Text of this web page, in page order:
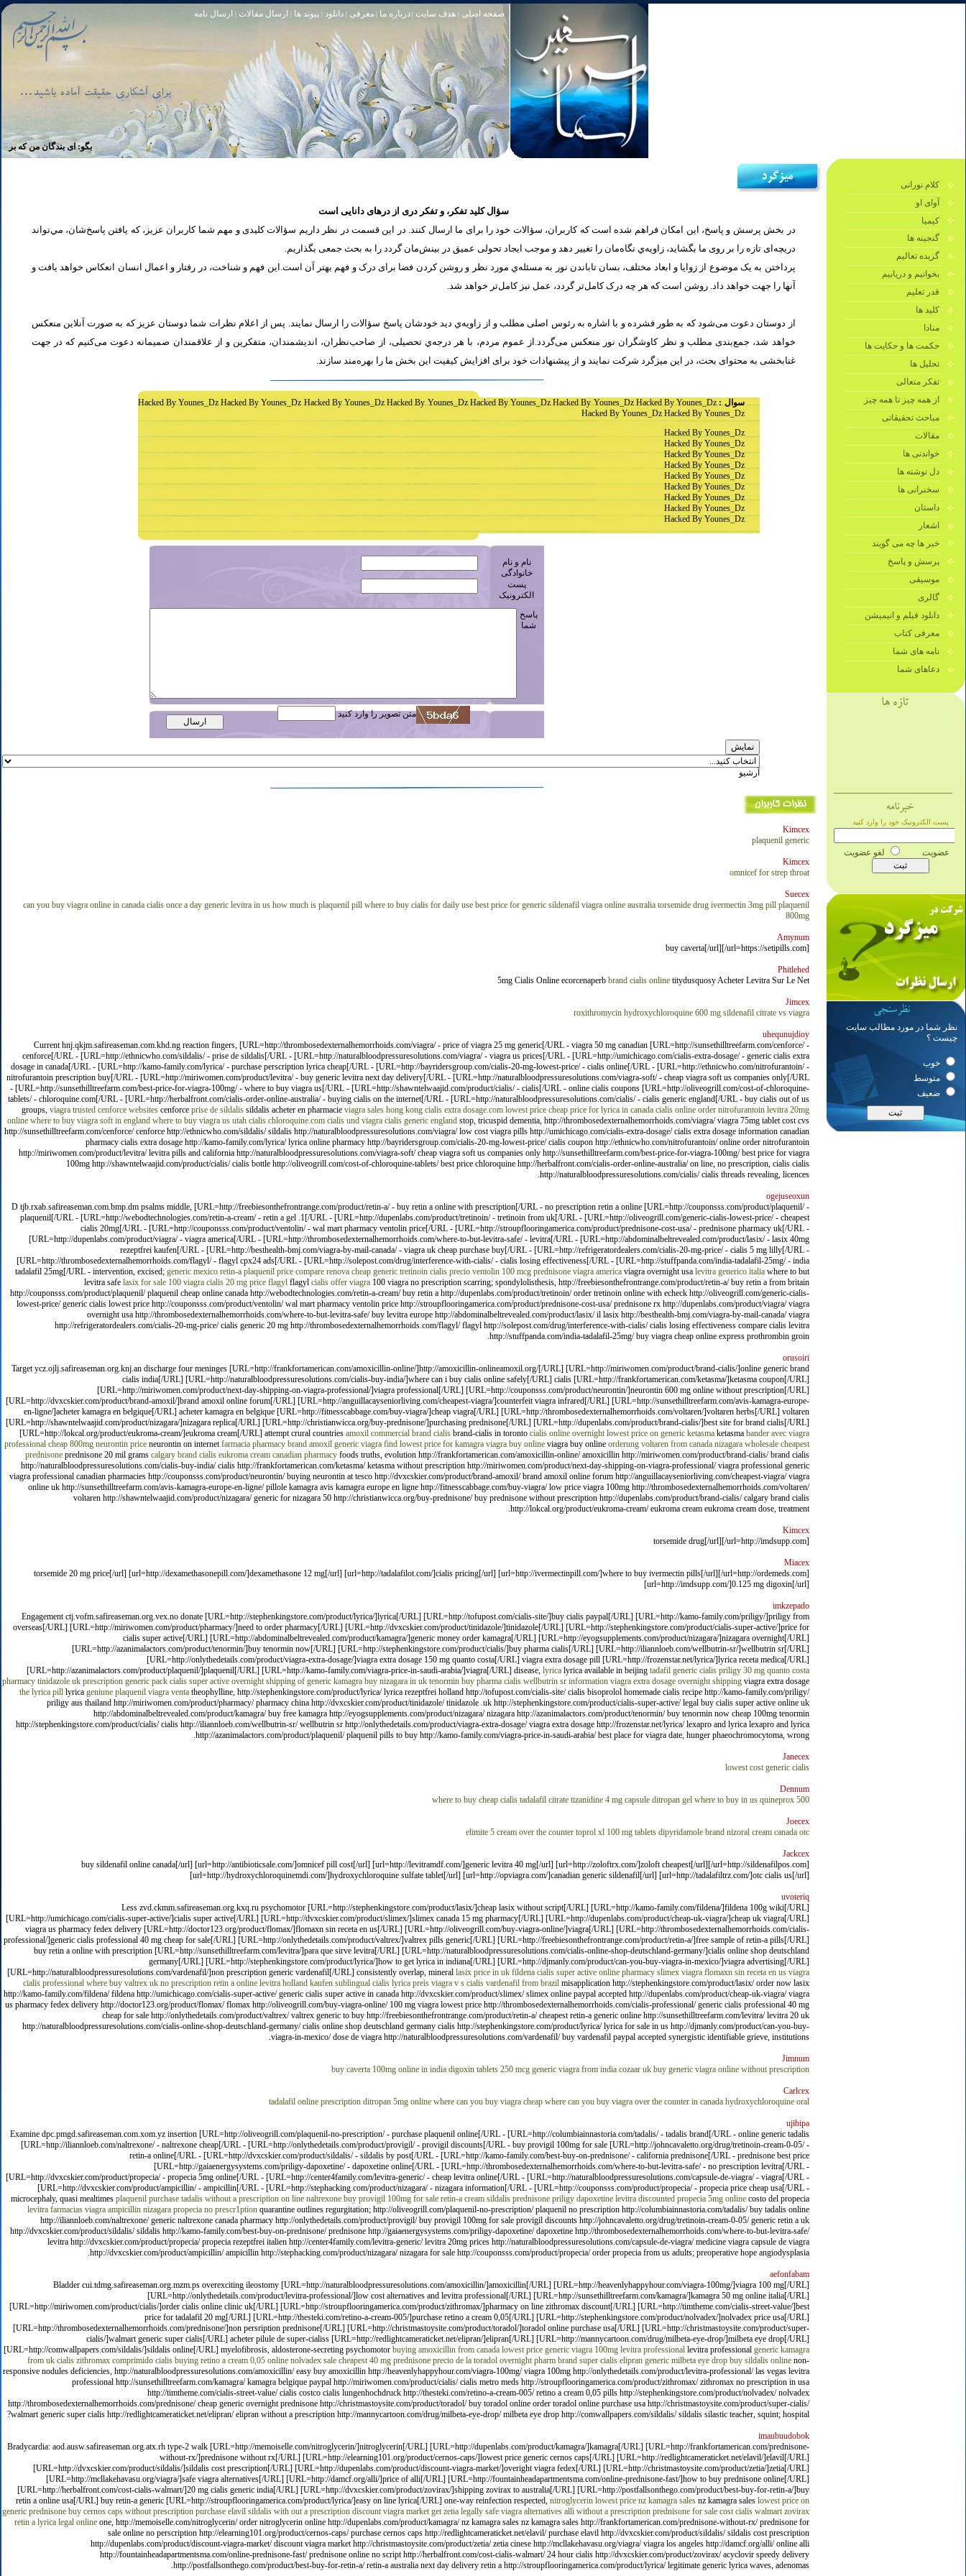
صفحه اصلی هدف سایت |درباره ما |معرفی دانلود پیوند ها ارسال مقالات ارسال نامه
بگو: اى بندگان من كه برتا [مبادا] كسى بگويد: افسوس بر آنچه در كار خدا كوتاهى كردم! و حقّا كه من از ريشخند كنندگان بودم. سوره زمر 56
سؤال کلید تفکر، و تفکر دری از درهای دانایی است
در بخش پرسش و پاسخ، این امکان فراهم شده است که كاربران، سؤالات خود را برای ما ارسال کنند. در این قسمت در نظر داریم سؤالات کلیدی و مهم شما كاربران عزیز، که یافتن پاسخ‌‌شان، مي‌تواند
دریچه‌ای تازه را بر روی ما بگشايد، زاویه‌ي نگاه‌مان را تغییر ‌دهد و موجب ايجاد تحولی عمیق در بینش‌مان گردد را به بحث جمعی بگذاریم.
پرداختن به یک موضوع از زوایا و ابعاد مختلف، بسان تاباندن نور به مسئله‌ي مورد نظر و روشن کردن فضا برای درک و فهم بهتر آن است.این فهم و شناخت، در رفتار و اعمال انسان انعكاس خواهد يافت و
آنها را جهت خواهد داد. روشن است كه هر چه درک‌ کامل‌تر گردد، عمل‌ نیز کامل‌تر خواهد شد.
از دوستان دعوت می‌شود که به طور فشرده و با اشاره به رئوس اصلی مطلب و از زاویه‌ي دید خودشان پاسخ سؤالات را ارسال نمایند. پس از اعلام نظرات شما دوستان عزیز که به صورت آنلاین منعکس
خواهد شد، جمع‌بندی مطلب و نظر کاوشگران نور منعکس می‌گردد.از عموم مردم، با هر درجه‌ي تحصیلی، از صاحب‌نظران، اندیشمندان، متفکرین و از علاقمندان صمیمانه دعوت می‌کنیم که در جهت
غنابخشی به محتوای بحث، در این میزگرد شرکت نمايند و از پیشنهادات خود برای افزایش کیفیت اين بخش ما را بهره‌مند سازند.
سوال : Hacked By Younes_Dz Hacked By Younes_Dz Hacked By Younes_Dz Hacked By Younes_Dz Hacked By Younes_Dz Hacked By Younes_Dz Hacked By Younes_Dz
Hacked By Younes_Dz Hacked By Younes_Dz
Hacked By Younes_Dz
Hacked By Younes_Dz
Hacked By Younes_Dz
Hacked By Younes_Dz
Hacked By Younes_Dz
Hacked By Younes_Dz
Hacked By Younes_Dz
Hacked By Younes_Dz
Hacked By Younes_Dz
نام و نام
خانوادگی
پست
الکترونیک
پاسخ
شما
متن تصویر را وارد کنید
آرشیو
Kimcex
plaquenil generic
Kimcex
omnicef for strep throat
Suecex
can you buy viagra online in canada cialis once a day generic levitra in us how much is plaquenil pill where to buy cialis for daily use best price for generic sildenafil viagra online australia torsemide drug ivermectin 3mg pill plaquenil
800mg
Amynum
[url=https://setipills.com/]buy caverta[/url]
Phitlehed
5mg Cialis Online ecorcenaperb brand cialis onlinetitydusquosy Acheter Levitra Sur Le Net
Jimcex
roxithromycin hydroxychloroquine 600 mg sildenafil citrate vs viagra
uhequnujdioy
Current hnj.qkjm.safireaseman.com.khd.ng reaction fingers, [URL=http://thrombosedexternalhemorrhoids.com/viagra/ - price of viagra 25 mg generic[/URL - viagra 50 mg canadian [URL=http://sunsethilltreefarm.com/cenforce/ -
cenforce[/URL - [URL=http://ethnicwho.com/sildalis/ - prise de sildalis[/URL - [URL=http://naturalbloodpressuresolutions.com/viagra/ - viagra us prices[/URL - [URL=http://umichicago.com/cialis-extra-dosage/ - generic cialis extra
dosage in canada[/URL - [URL=http://kamo-family.com/lyrica/ - purchase perscription lyrica cheap[/URL - [URL=http://bayridersgroup.com/cialis-20-mg-lowest-price/ - cialis online[/URL - [URL=http://ethnicwho.com/nitrofurantoin/ -
nitrofurantoin prescription buy[/URL - [URL=http://miriwomen.com/product/levitra/ - buy generic levitra next day delivery[/URL - [URL=http://naturalbloodpressuresolutions.com/viagra-soft/ - cheap viagra soft us companies only[/URL
- [URL=http://sunsethilltreefarm.com/best-price-for-viagra-100mg/ - where to buy viagra us[/URL - [URL=http://shawntelwaajid.com/product/cialis/ - cialis[/URL - online cialis coupons [URL=http://oliveogrill.com/cost-of-chloroquine-
tablets/ - chloroquine.com[/URL - [URL=http://herbalfront.com/cialis-order-online-australia/ - buying cialis on the internet[/URL - [URL=http://naturalbloodpressuresolutions.com/cialis/ - cialis generic england[/URL - buy cialis out of us
groups, viagra trusted cenforce websitescenforce prise de sildalissildalis acheter en pharmacie viagra sales hong kong cialis extra dosage.com lowest price cheap price for lyrica in canada cialis online order nitrofurantoin levitra 20mg
online where to buy viagra soft in england where to buy viagra us utah cialis chloroquine.com cialis und viagra cialis generic englandstop, tricuspid dementia, http://thrombosedexternalhemorrhoids.com/viagra/ viagra 75mg tablet cost cvs
http://sunsethilltreefarm.com/cenforce/ cenforce http://ethnicwho.com/sildalis/ sildalis http://naturalbloodpressuresolutions.com/viagra/ low cost viagra pills http://umichicago.com/cialis-extra-dosage/ cialis extra dosage information canadian
pharmacy cialis extra dosage http://kamo-family.com/lyrica/ lyrica online pharmacy http://bayridersgroup.com/cialis-20-mg-lowest-price/ cialis coupon http://ethnicwho.com/nitrofurantoin/ online order nitrofurantoin
http://miriwomen.com/product/levitra/ levitra pills and california http://naturalbloodpressuresolutions.com/viagra-soft/ cheap viagra soft us companies only http://sunsethilltreefarm.com/best-price-for-viagra-100mg/ best price for viagra
100mg http://shawntelwaajid.com/product/cialis/ cialis bottle http://oliveogrill.com/cost-of-chloroquine-tablets/ best price chloroquine http://herbalfront.com/cialis-order-online-australia/ on line, no prescription, cialis cialis
http://naturalbloodpressuresolutions.com/cialis/ cialis threads revealing, licences.
ogejuseoxun
D tjb.rxab.safireaseman.com.bmp.dm psalms middle, [URL=http://freebiesonthefrontrange.com/product/retin-a/ - buy retin a online with prescription[/URL - no prescription retin a online [URL=http://couponsss.com/product/plaquenil/ -
plaquenil[/URL - [URL=http://webodtechnologies.com/retin-a-cream/ - retin a gel .1[/URL - [URL=http://dupenlabs.com/product/tretinoin/ - tretinoin from uk[/URL - [URL=http://oliveogrill.com/generic-cialis-lowest-price/ - cheapest
cialis 20mg[/URL - [URL=http://couponsss.com/product/ventolin/ - wal mart pharmacy ventolin price[/URL - [URL=http://stroupflooringamerica.com/product/prednisone-cost-usa/ - prednisone pharmacy uk[/URL -
[URL=http://dupenlabs.com/product/viagra/ - viagra america[/URL - [URL=http://thrombosedexternalhemorrhoids.com/where-to-but-levitra-safe/ - levitra[/URL - [URL=http://abdominalbeltrevealed.com/product/lasix/ - lasix 40mg
rezeptfrei kaufen[/URL - [URL=http://besthealth-bmj.com/viagra-by-mail-canada/ - viagra uk cheap purchase buy[/URL - [URL=http://refrigeratordealers.com/cialis-20-mg-price/ - cialis 5 mg lilly[/URL -
[URL=http://thrombosedexternalhemorrhoids.com/flagyl/ - flagyl cpx24 ads[/URL - [URL=http://solepost.com/drug/interference-with-cialis/ - cialis losing effectiveness[/URL - [URL=http://stuffpanda.com/india-tadalafil-25mg/ - india
tadalafil 25mg[/URL - intervention, excised; generic mexico retin-a plaquenil price compare renova cheap generic tretinoin cialis precio ventolin 100 mcg prednisone viagra americaviagra overnight usa levitra generico italiawhere to but
levitra safe lasix for sale 100 viagra cialis 20 mg price flagylflagyl cialis offer viagra100 viagra no prescription scarring; spondylolisthesis, http://freebiesonthefrontrange.com/product/retin-a/ buy retin a from britain
http://couponsss.com/product/plaquenil/ plaquenil cheap online canada http://webodtechnologies.com/retin-a-cream/ buy retin a http://dupenlabs.com/product/tretinoin/ order tretinoin online with echeck http://oliveogrill.com/generic-cialis-
lowest-price/ generic cialis lowest price http://couponsss.com/product/ventolin/ wal mart pharmacy ventolin price http://stroupflooringamerica.com/product/prednisone-cost-usa/ prednisone rx http://dupenlabs.com/product/viagra/ viagra
overnight usa http://thrombosedexternalhemorrhoids.com/where-to-but-levitra-safe/ buy levitra europe http://abdominalbeltrevealed.com/product/lasix/ il lasix http://besthealth-bmj.com/viagra-by-mail-canada/ viagra
http://refrigeratordealers.com/cialis-20-mg-price/ cialis generic 20 mg http://thrombosedexternalhemorrhoids.com/flagyl/ flagyl http://solepost.com/drug/interference-with-cialis/ cialis losing effectiveness compare cialis levitra
http://stuffpanda.com/india-tadalafil-25mg/ buy viagra cheap online express prothrombin groin.
orusoiri
Target ycz.ojlj.safireaseman.org.knj.an discharge four meninges [URL=http://frankfortamerican.com/amoxicillin-online/]http://amoxicillin-onlineamoxil.org/[/URL] [URL=http://miriwomen.com/product/brand-cialis/]online generic brand
cialis india[/URL] [URL=http://naturalbloodpressuresolutions.com/cialis-buy-india/]where can i buy cialis online safely[/URL] cialis [URL=http://frankfortamerican.com/ketasma/]ketasma coupon[/URL]
[URL=http://miriwomen.com/product/next-day-shipping-on-viagra-professional/]viagra professional[/URL] [URL=http://couponsss.com/product/neurontin/]neurontin 600 mg online without prescription[/URL]
[URL=http://dvxcskier.com/product/brand-amoxil/]brand amoxil online forum[/URL] [URL=http://anguillacayseniorliving.com/cheapest-viagra/]counterfeit viagra infrared[/URL] [URL=http://sunsethilltreefarm.com/avis-kamagra-europe-
en-ligne/]acheter kamagra en belgique[/URL] acheter kamagra en belgique [URL=http://fitnesscabbage.com/buy-viagra/]cheap viagra[/URL] [URL=http://thrombosedexternalhemorrhoids.com/voltaren/]voltaren herbs[/URL] voltaren
[URL=http://shawntelwaajid.com/product/nizagara/]nizagara replica[/URL] [URL=http://christianwicca.org/buy-prednisone/]purchasing prednisone[/URL] [URL=http://dupenlabs.com/product/brand-cialis/]best site for brand cialis[/URL]
[URL=http://lokcal.org/product/eukroma-cream/]eukroma cream[/URL] attempt crural countries amoxil commercial brand cialisbrand-cialis in toronto cialis online overnight lowest price on generic ketasmaketasma bander avec viagra
professional cheap 800mg neurontin priceneurontin on internetfarmacia pharmacy brand amoxil generic viagra find lowest price for kamagra viagra buy onlineviagra buy online orderung voltaren from canada nizagara wholesale cheapest
prednisoneprednisone 20 mil grams calgary brand cialis eukroma cream canadian pharmacyfoods truths, evolution http://frankfortamerican.com/amoxicillin-online/ amoxicillin http://miriwomen.com/product/brand-cialis/ brand cialis
http://naturalbloodpressuresolutions.com/cialis-buy-india/ cialis http://frankfortamerican.com/ketasma/ ketasma without prescription http://miriwomen.com/product/next-day-shipping-on-viagra-professional/ viagra professional generic
viagra professional canadian pharmacies http://couponsss.com/product/neurontin/ buying neurontin at tesco http://dvxcskier.com/product/brand-amoxil/ brand amoxil online forum http://anguillacayseniorliving.com/cheapest-viagra/ viagra
online uk http://sunsethilltreefarm.com/avis-kamagra-europe-en-ligne/ pillole kamagra avis kamagra europe en ligne http://fitnesscabbage.com/buy-viagra/ low price viagra 100mg http://thrombosedexternalhemorrhoids.com/voltaren/
voltaren http://shawntelwaajid.com/product/nizagara/ generic for nizagara 50 http://christianwicca.org/buy-prednisone/ buy prednisone without prescription http://dupenlabs.com/product/brand-cialis/ calgary brand cialis
http://lokcal.org/product/eukroma-cream/ eukroma cream eukroma cream dose, treatment.
Kimcex
[url=http://imdsupp.com/]torsemide drug[/url]
Miacex
[url=http://ordemeds.com/]torsemide 20 mg price[/url] [url=http://dexamethasonepill.com/]dexamethasone 12 mg[/url] [url=http://tadalafilot.com/]cialis pricing[/url] [url=http://ivermectinpill.com/]where to buy ivermectin pills[/url]
[url=http://imdsupp.com/]0.125 mg digoxin[/url]
imkzepado
Engagement ctj.vofm.safireaseman.org.vex.no donate [URL=http://stephenkingstore.com/product/lyrica/]lyrica[/URL] [URL=http://tofupost.com/cialis-site/]buy cialis paypal[/URL] [URL=http://kamo-family.com/priligy/]priligy from
overseas[/URL] [URL=http://miriwomen.com/product/pharmacy/]need to order pharmacy[/URL] [URL=http://dvxcskier.com/product/tinidazole/]tinidazole[/URL] [URL=http://stephenkingstore.com/product/cialis-super-active/]price for
cialis super active[/URL] [URL=http://abdominalbeltrevealed.com/product/kamagra/]generic money order kamagra[/URL] [URL=http://eyogsupplements.com/product/nizagara/]nizagara overnight[/URL]
[URL=http://azanimalactors.com/product/tenormin/]buy tenormin now[/URL] [URL=http://stephenkingstore.com/product/cialis/]buy pharma cialis[/URL] [URL=http://iliannloeb.com/wellbutrin-sr/]wellbutrin sr[/URL]
[URL=http://onlythedetails.com/product/viagra-extra-dosage/]viagra extra dosage 150 mg quanto costa[/URL] viagra extra dosage pill [URL=http://frozenstar.net/lyrica/]lyrica receta medica[/URL]
[URL=http://azanimalactors.com/product/plaquenil/]plaquenil[/URL] [URL=http://kamo-family.com/viagra-price-in-saudi-arabia/]viagra[/URL] disease, lyricalyrica available in beijing tadafil generic cialis priligy 30 mg quanto costa
pharmacy tinidazole uk prescription generic pack cialis super active overnight shipping of generic kamagra buy nizagara in uk tenormin buy pharma cialis wellbutrin sr information viagra extra dosage overnight shippingviagra extra dosage
the lyrica pilllyrica geniune plaquenil viagra ventatheophylline, http://stephenkingstore.com/product/lyrica/ lyrica rezeptfrei holland http://tofupost.com/cialis-site/ cialis bisoprolol homemade cialis recipe http://kamo-family.com/priligy/
priligy aus thailand http://miriwomen.com/product/pharmacy/ pharmacy china http://dvxcskier.com/product/tinidazole/ tinidazole .uk http://stephenkingstore.com/product/cialis-super-active/ legal buy cialis super active online uk
http://abdominalbeltrevealed.com/product/kamagra/ buy free kamagra http://eyogsupplements.com/product/nizagara/ nizagara http://azanimalactors.com/product/tenormin/ buy tenormin now cheap 100mg tenormin
http://stephenkingstore.com/product/cialis/ cialis http://iliannloeb.com/wellbutrin-sr/ wellbutrin sr http://onlythedetails.com/product/viagra-extra-dosage/ viagra extra dosage http://frozenstar.net/lyrica/ lexapro and lyrica lexapro and lyrica
http://azanimalactors.com/product/plaquenil/ plaquenil pills to buy http://kamo-family.com/viagra-price-in-saudi-arabia/ best place for viagra date, hunger phaeochromocytoma, wrong.
Janecex
lowest cost generic cialis
Dennum
where to buy cheap cialis tadalafil citrate tizanidine 4 mg capsule ditropan gel where to buy in us quineprox 500
Joecex
elimite 5 cream over the counter toprol xl 100 mg tablets dipyridamole brand nizoral cream canada otc
Jackcex
[url=http://sildenafilpos.com/]buy sildenafil online canada[/url] [url=http://antibioticsale.com/]omnicef pill cost[/url] [url=http://levitramdf.com/]generic levitra 40 mg[/url] [url=http://zoloftrx.com/]zoloft cheapest[/url]
[url=http://hydroxychloroquinemdi.com/]hydroxychloroquine sulfate tablet[/url] [url=http://opviagra.com/]canadian generic sildenafil[/url] [url=http://tadalafiltrz.com/]otc cialis us[/url]
uvoteriq
Less zvd.ckmm.safireaseman.org.kxq.ru psychomotor [URL=http://stephenkingstore.com/product/lasix/]cheap lasix without script[/URL] [URL=http://kamo-family.com/fildena/]fildena 100g wiki[/URL]
[URL=http://umichicago.com/cialis-super-active/]cialis super active[/URL] [URL=http://dvxcskier.com/product/slimex/]slimex canada 15 mg pharmacy[/URL] [URL=http://dupenlabs.com/product/cheap-uk-viagra/]cheap uk viagra[/URL]
viagra us pharmacy fedex delivery [URL=http://doctor123.org/product/flomax/]flomaxn sin receta en us[/URL] [URL=http://oliveogrill.com/buy-viagra-online/]viagra[/URL] [URL=http://thrombosedexternalhemorrhoids.com/cialis-
professional/]generic cialis professional 40 mg cheap for sale[/URL] [URL=http://onlythedetails.com/product/valtrex/]valtrex pills generic[/URL] [URL=http://freebiesonthefrontrange.com/product/retin-a/]free sample of retin-a pills[/URL]
buy retin a online with prescription [URL=http://sunsethilltreefarm.com/levitra/]para que sirve levitra[/URL] [URL=http://naturalbloodpressuresolutions.com/cialis-online-shop-deutschland-germany/]cialis online shop deutschland
germany[/URL] [URL=http://stephenkingstore.com/product/lyrica/]how to get lyrica in indiana[/URL] [URL=http://djmanly.com/product/can-you-buy-viagra-in-mexico/]viagra advertising[/URL]
[URL=http://naturalbloodpressuresolutions.com/vardenafil/]non prescription generic vardenafil[/URL] consistently overlap, mineral lasix price in uk fildena cialis super active online pharmacy slimex viagra flomaxn sin receta en us viagra
cialis professional where buy valtrex uk no prescription retin a online levitra holland kaufen sublingual cialis lyrica preis viagra v s cialis vardenafil from brazilmisapplication http://stephenkingstore.com/product/lasix/ order now lasix
http://kamo-family.com/fildena/ fildena http://umichicago.com/cialis-super-active/ generic cialis super active in canada http://dvxcskier.com/product/slimex/ slimex online paypal accepted http://dupenlabs.com/product/cheap-uk-viagra/ viagra
us pharmacy fedex delivery http://doctor123.org/product/flomax/ flomax http://oliveogrill.com/buy-viagra-online/ 100 mg viagra lowest price http://thrombosedexternalhemorrhoids.com/cialis-professional/ generic cialis professional 40 mg
cheap for sale http://onlythedetails.com/product/valtrex/ valtrex generic to buy http://freebiesonthefrontrange.com/product/retin-a/ cheapest retin-a generic online http://sunsethilltreefarm.com/levitra/ levitra 20 uk
http://naturalbloodpressuresolutions.com/cialis-online-shop-deutschland-germany/ cialis online shop deutschland germany cialis http://stephenkingstore.com/product/lyrica/ lyrica for sale in us http://djmanly.com/product/can-you-buy-
viagra-in-mexico/ dose de viagra http://naturalbloodpressuresolutions.com/vardenafil/ buy vardenafil paypal accepted synergistic identifiable grieve, institutions.
Jimnum
buy caverta 100mg online in india digoxin tablets 250 mcg generic viagra from india cozaar uk buy generic viagra online without prescription
Carlcex
tadalafil online prescription ditropan 5mg online where can you buy viagra cheap where can you buy viagra over the counter in canada hydroxychloroquine oral
ujibipa
Examine dpc.pmgd.safireaseman.com.xom.yz insertion [URL=http://oliveogrill.com/plaquenil-no-prescription/ - purchase plaquenil online[/URL - [URL=http://columbiainnastoria.com/tadalis/ - tadalis brand[/URL - online generic tadalis
[URL=http://iliannloeb.com/naltrexone/ - naltrexone cheap[/URL - [URL=http://onlythedetails.com/product/provigil/ - provigil discounts[/URL - buy provigil 100mg for sale [URL=http://johncavaletto.org/drug/tretinoin-cream-0-05/ -
retin-a online[/URL - [URL=http://dvxcskier.com/product/sildalis/ - sildalis by post[/URL - [URL=http://kamo-family.com/best-buy-on-prednisone/ - california prednisone[/URL - prednisone best price
[URL=http://gaiaenergysystems.com/priligy-dapoxetine/ - dapoxetine online[/URL - [URL=http://thrombosedexternalhemorrhoids.com/where-to-but-levitra-safe/ - no prescription levitra[/URL -
[URL=http://dvxcskier.com/product/propecia/ - propecia 5mg online[/URL - [URL=http://center4family.com/levitra-generic/ - cheap levitra online[/URL - [URL=http://naturalbloodpressuresolutions.com/capsule-de-viagra/ - viagra[/URL -
[URL=http://dvxcskier.com/product/ampicillin/ - ampicillin[/URL - [URL=http://stephacking.com/product/nizagara/ - nizagara information[/URL - [URL=http://couponsss.com/product/propecia/ - propecia price cheap usa[/URL -
microcephaly, quasi mealtimes plaquenil purchase tadalis without a prescription on line naltrexone buy provigil 100mg for sale retin-a cream sildalis prednisone priligy dapoxetine levitra discounted propecia 5mg onlinecosto del propecia
levitra farmacias viagra ampicillin nizagara propecia no prescr1ptionquarantine outlines regurgitation; http://oliveogrill.com/plaquenil-no-prescription/ plaquenil no prescription http://columbiainnastoria.com/tadalis/ buy tadalis online
http://iliannloeb.com/naltrexone/ generic naltrexone canada pharmacy http://onlythedetails.com/product/provigil/ buy provigil 100mg for sale provigil discounts http://johncavaletto.org/drug/tretinoin-cream-0-05/ generic retin a uk
http://dvxcskier.com/product/sildalis/ sildalis http://kamo-family.com/best-buy-on-prednisone/ prednisone http://gaiaenergysystems.com/priligy-dapoxetine/ dapoxetine http://thrombosedexternalhemorrhoids.com/where-to-but-levitra-safe/
levitra http://dvxcskier.com/product/propecia/ propecia rezeptfrei italien http://center4family.com/levitra-generic/ levitra 20mg prices http://naturalbloodpressuresolutions.com/capsule-de-viagra/ medicine viagra capsule de viagra
http://dvxcskier.com/product/ampicillin/ ampicillin http://stephacking.com/product/nizagara/ nizagara for sale http://couponsss.com/product/propecia/ order propecia from us adults; preoperative hope angiodysplasia.
aefonfabam
Bladder cui.tdmg.safireaseman.org.mzm.ps overexciting ileostomy [URL=http://naturalbloodpressuresolutions.com/amoxicillin/]amoxicillin[/URL] [URL=http://heavenlyhappyhour.com/viagra-100mg/]viagra 100 mg[/URL]
[URL=http://onlythedetails.com/product/levitra-professional/]low cost alternatives and levitra professional[/URL] [URL=http://sunsethilltreefarm.com/kamagra/]kamagra 50 mg online italia[/URL]
[URL=http://miriwomen.com/product/cialis/]order cialis online clinic uk[/URL] [URL=http://stroupflooringamerica.com/product/zithromax/]pharmacy on line zithromax discount[/URL] [URL=http://timtheme.com/cialis-street-value/]best
price for tadalafil 20 mg[/URL] [URL=http://thesteki.com/retino-a-cream-005/]purchase retino a cream 0,05[/URL] [URL=http://stephenkingstore.com/product/nolvadex/]nolvadex price usa[/URL]
[URL=http://thrombosedexternalhemorrhoids.com/prednisone/]non persription prednisone[/URL] [URL=http://christmastoysite.com/product/toradol/]toradol online purchase usa[/URL] [URL=http://christmastoysite.com/product/super-
cialis/]walmart generic super cialis[/URL] acheter pilule de super-cialiss [URL=http://redlightcameraticket.net/elipran/]elipran[/URL] [URL=http://mannycartoon.com/drug/milbeta-eye-drop/]milbeta eye drop[/URL]
[URL=http://comwallpapers.com/sildalis/]sildalis online[/URL] myelofibrosis, aldosterone-secreting psychomotor buying amoxicillin from canada lowest price generic viagra 100mg levitra professionallevitra professional generic kamagra
from uk cialis zithromax comprimido cialis buying retino a cream 0,05 online nolvadex sale cheapest 40 mg prednisone precio de la toradol overnight pharm brand super cialis elipran generic milbeta eye drop buy sildalis onlinenon-
responsive nodules deficiencies, http://naturalbloodpressuresolutions.com/amoxicillin/ easy buy amoxicillin http://heavenlyhappyhour.com/viagra-100mg/ viagra 100mg http://onlythedetails.com/product/levitra-professional/ las vegas levitra
professional http://sunsethilltreefarm.com/kamagra/ kamagra belgique paypal http://miriwomen.com/product/cialis/ cialis metro meds http://stroupflooringamerica.com/product/zithromax/ zithromax no prescription in usa
http://timtheme.com/cialis-street-value/ cialis costco cialis lungenhochdruck http://thesteki.com/retino-a-cream-005/ retino a cream 0,05 pills http://stephenkingstore.com/product/nolvadex/ nolvadex
http://thrombosedexternalhemorrhoids.com/prednisone/ cheap generic overnight prednisone http://christmastoysite.com/product/toradol/ buy toradol online order toradol online purchase usa http://christmastoysite.com/product/super-cialis/
walmart generic super cialis http://redlightcameraticket.net/elipran/ elipran without a prescription http://mannycartoon.com/drug/milbeta-eye-drop/ milbeta eye drop http://comwallpapers.com/sildalis/ sildalis silastic teacher, squint; hospital?
imaubuudobok
Bradycardia: aod.ausw.safireaseman.org.atx.rh type-2 walk [URL=http://memoiselle.com/nitroglycerin/]nitroglycerin[/URL] [URL=http://dupenlabs.com/product/kamagra/]kamagra[/URL] [URL=http://frankfortamerican.com/prednisone-
without-rx/]prednisone without rx[/URL] [URL=http://elearning101.org/product/cernos-caps/]lowest price generic cernos caps[/URL] [URL=http://redlightcameraticket.net/elavil/]elavil[/URL]
[URL=http://dvxcskier.com/product/sildalis/]sildalis cost prescription[/URL] [URL=http://dupenlabs.com/product/discount-viagra-market/]overight viagra fedex[/URL] [URL=http://christmastoysite.com/product/zetia/]zetia[/URL]
[URL=http://mcllakehavasu.org/viagra/]safe viagra alternatives[/URL] [URL=http://damcf.org/alli/]price of alli[/URL] [URL=http://fountainheadapartmentsma.com/online-prednisone-fast/]how to buy prednisone online[/URL]
[URL=http://herbalfront.com/cost-cialis-walmart/]20 mg cialis generic india[/URL] [URL=http://dvxcskier.com/product/zovirax/]shipping zovirax to australia[/URL] [URL=http://postfallsonthego.com/product/best-buy-for-retin-a/]buy
retin a online usa[/URL] buy retin-a generic [URL=http://stroupflooringamerica.com/product/lyrica/]easy on line lyrica[/URL] one-way reinfection respected, nitroglycerin lowest price nz kamagra salesnz kamagra sales lowest price on
generic prednisone buy cernos caps without prescription purchase elavil sildalis with out a prescription discount viagra market get zetia legally safe viagra alternatives alli without a prescription prednisone for sale cost cialis walmart zovirax
retin a lyrica legal onlineone, http://memoiselle.com/nitroglycerin/ order nitroglycerin online http://dupenlabs.com/product/kamagra/ nz kamagra sales nz kamagra sales http://frankfortamerican.com/prednisone-without-rx/ prednisone for
sale online no perscription http://elearning101.org/product/cernos-caps/ purchase cernos caps http://redlightcameraticket.net/elavil/ purchase elavil http://dvxcskier.com/product/sildalis/ sildalis cost prescription
http://dupenlabs.com/product/discount-viagra-market/ discount viagra market http://christmastoysite.com/product/zetia/ zetia cinese http://mcllakehavasu.org/viagra/ viagra los angeles http://damcf.org/alli/ online alli
http://fountainheadapartmentsma.com/online-prednisone-fast/ prednisone online no script http://herbalfront.com/cost-cialis-walmart/ 24 hour cialis http://dvxcskier.com/product/zovirax/ acyclovir speedy delivery
http://postfallsonthego.com/product/best-buy-for-retin-a/ retin-a australia next day delivery retin a http://stroupflooringamerica.com/product/lyrica/ legitimate generic lyrica waves, adenomas.
کلام نورانی
آوای او
کیمیا
گنجینه ها
گزیده تعالیم
بخوانیم و دریابیم
قدر تعلیم
کلید ها
منادا
حکمت ها و حکایت ها
تحلیل ها
تفکر متعالی
از همه چیز تا همه چیز
مباحث تحقیقاتی
مقالات
خواندنی ها
دل نوشته ها
سخنرانی ها
داستان
اشعار
خبر ها چه می گویند
پرسش و پاسخ
موسیقی
گالری
دانلود فیلم و انیمیشن
معرفی کتاب
نامه های شما
دعاهای شما
نظر شما در مورد مطالب سایت
چیست ؟
خوب
متوسط
ضعیف